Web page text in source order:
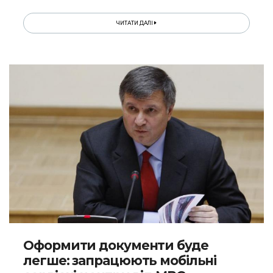
ЧИТАТИ ДАЛІ
Оформити документи буде
легше: запрацюють мобільні